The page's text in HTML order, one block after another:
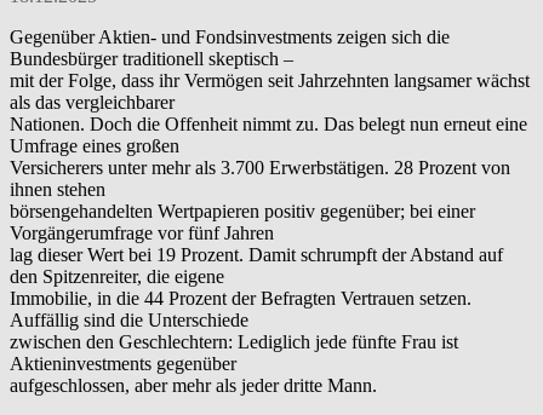
Gegenüber Aktien- und Fondsinvestments zeigen sich die
Bundesbürger traditionell skeptisch –
mit der Folge, dass ihr Vermögen seit Jahrzehnten langsamer wächst
als das vergleichbarer
Nationen. Doch die Offenheit nimmt zu. Das belegt nun erneut eine
Umfrage eines großen
Versicherers unter mehr als 3.700 Erwerbstätigen. 28 Prozent von
ihnen stehen
börsengehandelten Wertpapieren positiv gegenüber; bei einer
Vorgängerumfrage vor fünf Jahren
lag dieser Wert bei 19 Prozent. Damit schrumpft der Abstand auf
den Spitzenreiter, die eigene
Immobilie, in die 44 Prozent der Befragten Vertrauen setzen.
Auffällig sind die Unterschiede
zwischen den Geschlechtern: Lediglich jede fünfte Frau ist
Aktieninvestments gegenüber
aufgeschlossen, aber mehr als jeder dritte Mann.